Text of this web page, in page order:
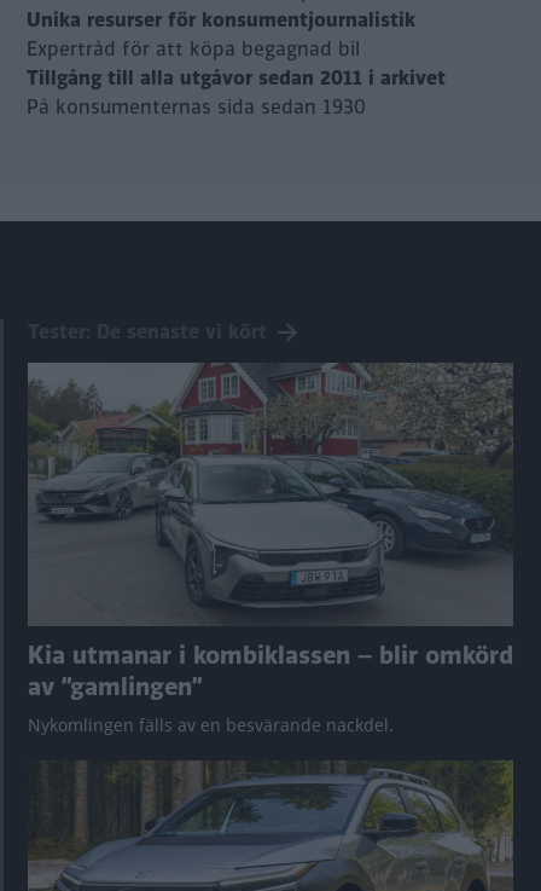
Unika resurser för konsumentjournalistik
Expertråd för att köpa begagnad bil
Tillgång till alla utgåvor sedan 2011 i arkivet
På konsumenternas sida sedan 1930
Kia utmanar i kombiklassen – blir omkörd
av ”gamlingen”
Nykomlingen fälls av en besvärande nackdel.